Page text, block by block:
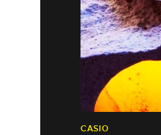
CASIO